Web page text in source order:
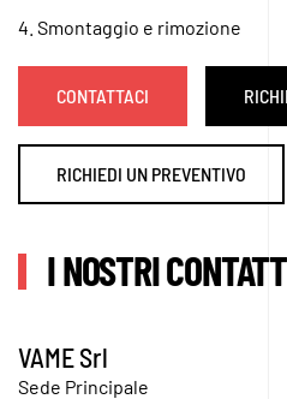
4. Smontaggio e rimozione
CONTATTACI
RICHIEDI UN PREVENTIVO
I NOSTRI
VAME Srl
Sede Principale